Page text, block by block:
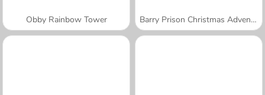
Obby Rainbow Tower Barry Prison Christmas Adventure